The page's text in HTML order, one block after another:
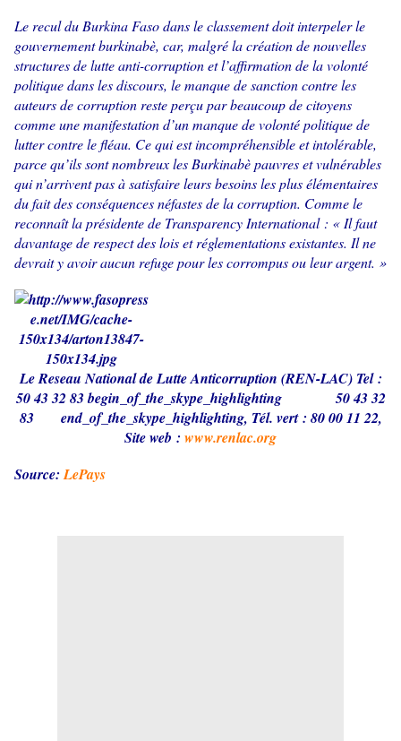
Le recul du Burkina Faso dans le classement doit interpeler le
gouvernement burkinabè, car, malgré la création de nouvelles
structures de lutte anti-corruption et l’affirmation de la volonté
politique dans les discours, le manque de sanction contre les
auteurs de corruption reste perçu par beaucoup de citoyens
comme une manifestation d’un manque de volonté politique de
lutter contre le fléau. Ce qui est incompréhensible et intolérable,
parce qu’ils sont nombreux les Burkinabè pauvres et vulnérables
qui n’arrivent pas à satisfaire leurs besoins les plus élémentaires
du fait des conséquences néfastes de la corruption. Comme le
reconnaît la présidente de Transparency International : « Il faut
davantage de respect des lois et réglementations existantes. Il ne
devrait y avoir aucun refuge pour les corrompus ou leur argent. »
Le Reseau National de Lutte Anticorruption (REN-LAC) Tel :
50 43 32 83 begin_of_the_skype_highlighting
50 43 32
83
end_of_the_skype_highlighting, Tél. vert : 80 00 11 22,
Site web : www.renlac.org
Source:LePays